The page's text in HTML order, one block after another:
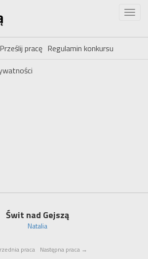
Prześlij pracę Regulamin konkursu
Świt nad Gejszą
Natalia
praca Następna praca →